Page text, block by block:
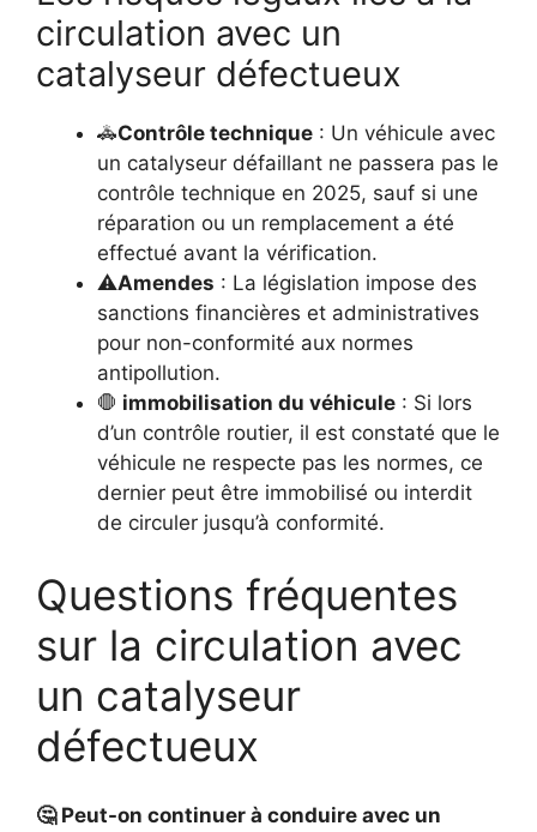
circulation avec un
catalyseur défectueux
🚓Contrôle technique : Un véhicule avec
un catalyseur défaillant ne passera pas le
contrôle technique en 2025, sauf si une
réparation ou un remplacement a été
effectué avant la vérification.
⚠️Amendes : La législation impose des
sanctions financières et administratives
pour non-conformité aux normes
antipollution.
🛑 immobilisation du véhicule : Si lors
d’un contrôle routier, il est constaté que le
véhicule ne respecte pas les normes, ce
dernier peut être immobilisé ou interdit
de circuler jusqu’à conformité.
Questions fréquentes
sur la circulation avec
un catalyseur
défectueux
🤔 Peut-on continuer à conduire avec un